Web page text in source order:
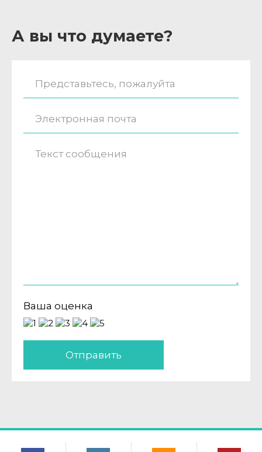
А вы что думаете?
Ваша оценка
Отправить